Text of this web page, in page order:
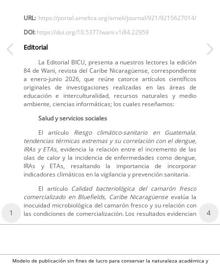
URL: https://portal.amelica.org/ameli/journal/921/9215627014/
DOI: https://doi.org/10.5377/wani.v1i84.22959
Editorial
La Editorial BICU, presenta a nuestros lectores la edición
84 de Wani, revista del Caribe Nicaragüense, correspondiente
a enero-junio 2026, que reúne catorce artículos científicos
originales de investigaciones realizadas en las áreas de
educación e interculturalidad, recursos naturales y medio
ambiente, ciencias informáticas; los cuales reseñamos:
Salud y servicios sociales
El artículo Riesgo climático-sanitario en Guatemala:
tendencias térmicas extremas y su correlación con el dengue,
IRAs y ETAs, evidencia la relación entre el incremento de las
olas de calor y la incidencia de enfermedades como dengue,
IRAs y ETAs, resaltando la importancia de incorporar
indicadores climáticos en la vigilancia y prevención sanitaria.
El artículo Calidad bacteriológica del camarón fresco
comercializado en Bluefields, Caribe Nicaragüense evalúa la
inocuidad microbiológica del camarón fresco y su relación con
las condiciones de comercialización. Los resultados evidencian
1 4
Modelo de publicación sin fines de lucro para conservar la naturaleza académica y